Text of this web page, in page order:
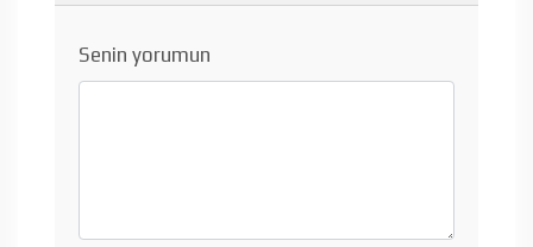
Senin yorumun